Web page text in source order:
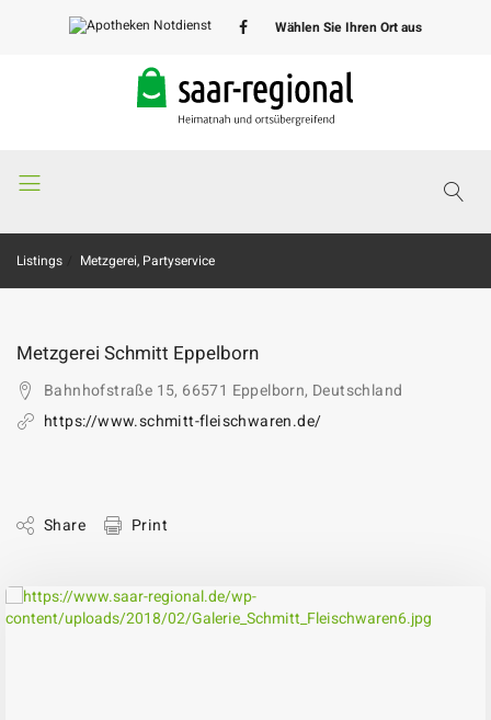
Apotheken
Wählen Sie Ihren Ort aus
Listings Metzgerei, Partyservice
Metzgerei Schmitt Eppelborn
Bahnhofstraße 15, 66571 Eppelborn, Deutschland
https://www.schmitt-fleischwaren.de/
Share Print